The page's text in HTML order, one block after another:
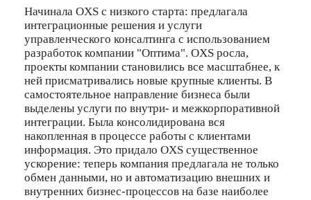
Начинала OXS с низкого старта: предлагала
интеграционные решения и услуги
управленческого консалтинга с использованием
разработок компании "Оптима". OXS росла,
проекты компании становились все масштабнее, к
ней присматривались новые крупные клиенты. В
самостоятельное направление бизнеса были
выделены услуги по внутри- и межкорпоративной
интеграции. Была консолидирована вся
накопленная в процессе работы с клиентами
информация. Это придало OXS существенное
ускорение: теперь компания предлагала не только
обмен данными, но и автоматизацию внешних и
внутренних бизнес-процессов на базе наиболее